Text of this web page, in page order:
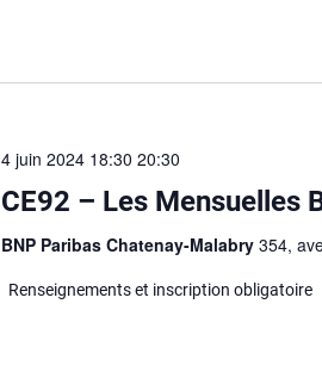
4 juin 2024 18:30 20:30
CE92 – Les Mensuelles
BNP Paribas Chatenay-Malabry 354,
Renseignements et inscription obligatoire